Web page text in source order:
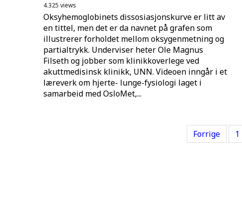
4.325 views
Oksyhemoglobinets dissosiasjonskurve er litt av
en tittel, men det er da navnet på grafen som
illustrerer forholdet mellom oksygenmetning og
partialtrykk. Underviser heter Ole Magnus
Filseth og jobber som klinikkoverlege ved
akuttmedisinsk klinikk, UNN. Videoen inngår i et
læreverk om hjerte- lunge-fysiologi laget i
samarbeid med OsloMet,...
Forrige 1